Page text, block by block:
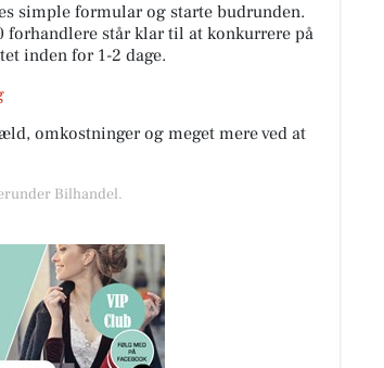
simple formular og starte budrunden.
forhandlere står klar til at konkurrere på
inden for 1-2 dage.
omkostninger og meget mere ved at
Bilhandel.